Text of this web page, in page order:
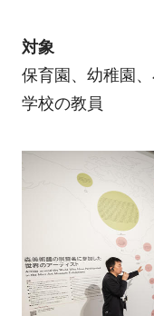
対象
保育園、幼稚園
学校の教員